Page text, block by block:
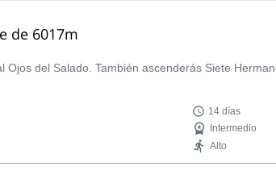
de 6017m
del Salado. También ascenderás Siete
14 días
Intermedio
Alto